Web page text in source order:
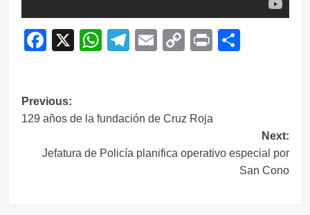
Facebook
X WhatsApp
Telegram
EmailCopy
Print
Navegación
de
entradas
Previous:
129 años de la fundación de Cruz Roja
Next:
Jefatura de Policía planifica operativo especial por
San Cono